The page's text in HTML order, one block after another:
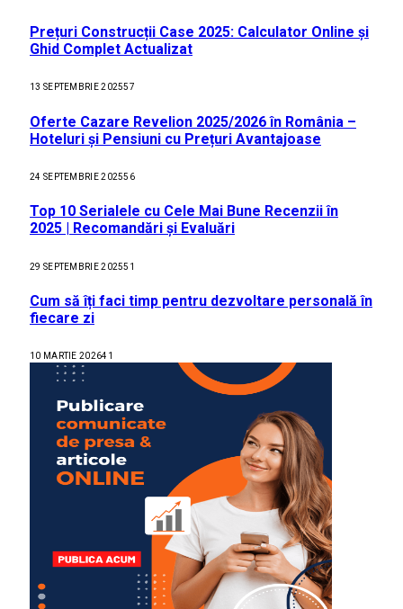
Prețuri Construcții Case 2025: Calculator Online și
Ghid Complet Actualizat
13 SEPTEMBRIE 202557
Oferte Cazare Revelion 2025/2026 în România –
Hoteluri și Pensiuni cu Prețuri Avantajoase
24 SEPTEMBRIE 202556
Top 10 Serialele cu Cele Mai Bune Recenzii în
2025 | Recomandări și Evaluări
29 SEPTEMBRIE 202551
Cum să îți faci timp pentru dezvoltare personală în
fiecare zi
10 MARTIE 202641